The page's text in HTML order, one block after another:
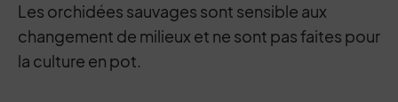
Les orchidées sauvages sont sensible aux
changement de milieux et ne sont pas faites pour
la culture en pot.